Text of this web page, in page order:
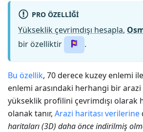
PRO ÖZELLIĞI
Yükseklik çevrimdışı hesapla,
bir özelliktir
.
Bu özellik, 70 derece kuzey enlemi
enlemi arasındaki herhangi bir arazi
yükseklik profilini çevrimdışı olarak
olanak tanır, Arazi haritası verilerine
haritaları (3D) daha önce indirilmiş